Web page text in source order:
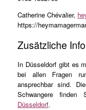
Catherine Chévalier,
https://
Zusätzliche
In Düsseldorf gibt es
bei allen Fragen
ansprechbar sind.
Schwangere
Düsseldorf.